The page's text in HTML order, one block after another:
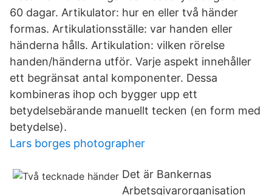
60 dagar. Artikulator: hur en eller två händer
formas. Artikulationsställe: var handen eller
händerna hålls. Artikulation: vilken rörelse
handen/händerna utför. Varje aspekt innehåller
ett begränsat antal komponenter. Dessa
kombineras ihop och bygger upp ett
betydelsebärande manuellt tecken (en form med
betydelse).
Lars borges photographer
Det är Bankernas
Arbetsgivarorganisation